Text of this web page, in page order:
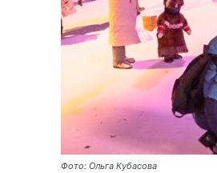
Фото: Ольга Кубасова